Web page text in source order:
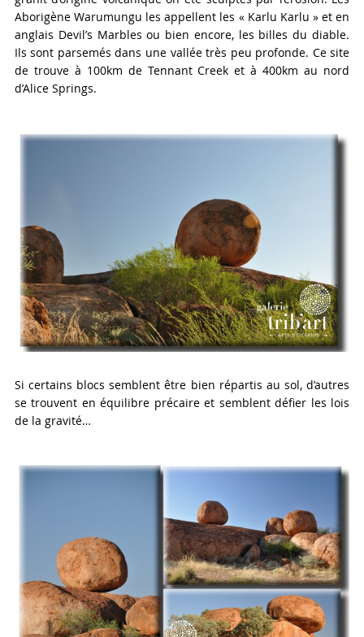
Aborigène Warumungu les appellent les « Karlu Karlu » et en
anglais Devil’s Marbles ou bien encore, les billes du diable.
Ils sont parsemés dans une vallée très peu profonde. Ce site
de trouve à 100km de Tennant Creek et à 400km au nord
d’Alice Springs.
Si certains blocs semblent être bien répartis au sol, d’autres
se trouvent en équilibre précaire et semblent défier les lois
de la gravité…